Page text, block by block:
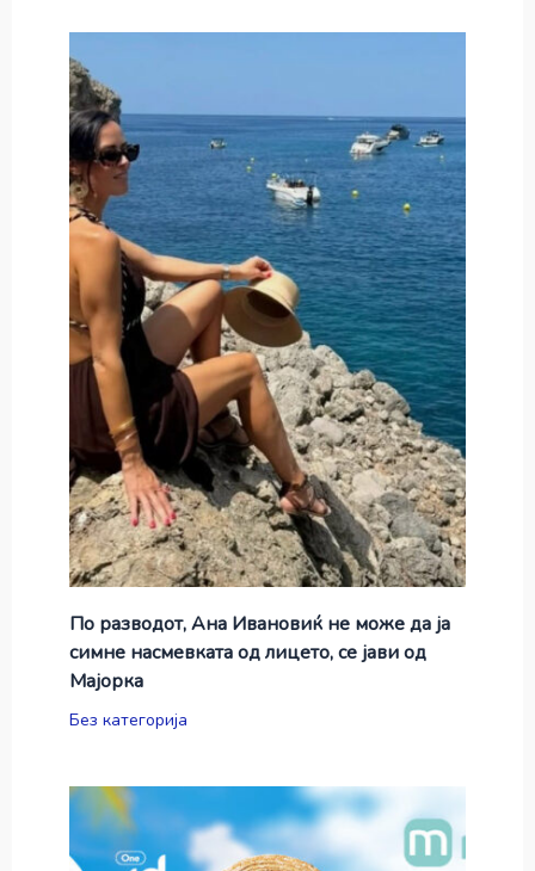
По разводот, Ана Ивановиќ не може да ја
симне насмевката од лицето, се јави од
Мајорка
Без категорија